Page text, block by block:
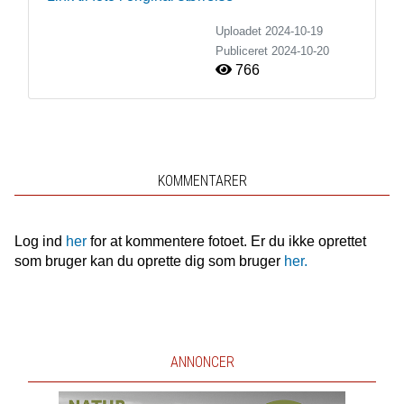
Uploadet 2024-10-19
Publiceret 2024-10-20
766
KOMMENTARER
Log ind herfor at kommentere fotoet. Er du ikke oprettet
som bruger kan du oprette dig som bruger her.
ANNONCER